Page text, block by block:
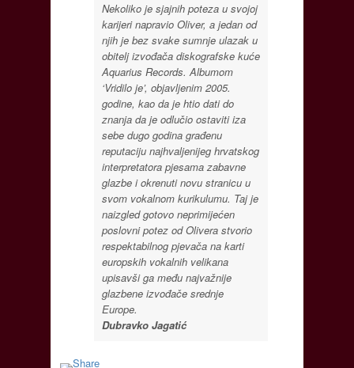
Nekoliko je sjajnih poteza u svojoj
karijeri napravio Oliver, a jedan od
njih je bez svake sumnje ulazak u
obitelj izvođača diskografske kuće
Aquarius Records. Albumom
‘Vridilo je’, objavljenim 2005.
godine, kao da je htio dati do
znanja da je odlučio ostaviti iza
sebe dugo godina građenu
reputaciju najhvaljenijeg hrvatskog
interpretatora pjesama zabavne
glazbe i okrenuti novu stranicu u
svom vokalnom kurikulumu. Taj je
naizgled gotovo neprimijećen
poslovni potez od Olivera stvorio
respektabilnog pjevača na karti
europskih vokalnih velikana
upisavši ga među najvažnije
glazbene izvođače srednje
Europe.
Dubravko Jagatić